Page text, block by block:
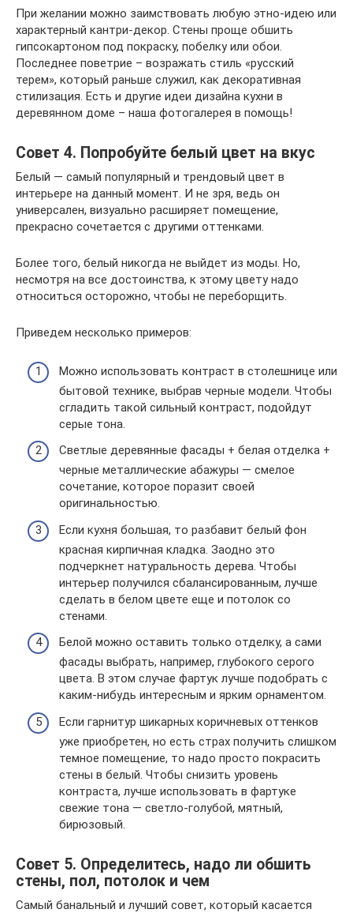
При желании можно заимствовать любую этно-идею или
характерный кантри-декор. Стены проще обшить
гипсокартоном под покраску, побелку или обои.
Последнее поветрие – возражать стиль «русский
терем», который раньше служил, как декоративная
стилизация. Есть и другие идеи дизайна кухни в
деревянном доме – наша фотогалерея в помощь!
Совет 4. Попробуйте белый цвет на вкус
Белый — самый популярный и трендовый цвет в
интерьере на данный момент. И не зря, ведь он
универсален, визуально расширяет помещение,
прекрасно сочетается с другими оттенками.
Более того, белый никогда не выйдет из моды. Но,
несмотря на все достоинства, к этому цвету надо
относиться осторожно, чтобы не переборщить.
Приведем несколько примеров:
Можно использовать контраст в столешнице или
бытовой технике, выбрав черные модели. Чтобы
сгладить такой сильный контраст, подойдут
серые тона.
Светлые деревянные фасады + белая отделка +
черные металлические абажуры — смелое
сочетание, которое поразит своей
оригинальностью.
Если кухня большая, то разбавит белый фон
красная кирпичная кладка. Заодно это
подчеркнет натуральность дерева. Чтобы
интерьер получился сбалансированным, лучше
сделать в белом цвете еще и потолок со
стенами.
Белой можно оставить только отделку, а сами
фасады выбрать, например, глубокого серого
цвета. В этом случае фартук лучше подобрать с
каким-нибудь интересным и ярким орнаментом.
Если гарнитур шикарных коричневых оттенков
уже приобретен, но есть страх получить слишком
темное помещение, то надо просто покрасить
стены в белый. Чтобы снизить уровень
контраста, лучше использовать в фартуке
свежие тона — светло-голубой, мятный,
бирюзовый.
Совет 5. Определитесь, надо ли обшить
стены, пол, потолок и чем
Самый банальный и лучший совет, который касается